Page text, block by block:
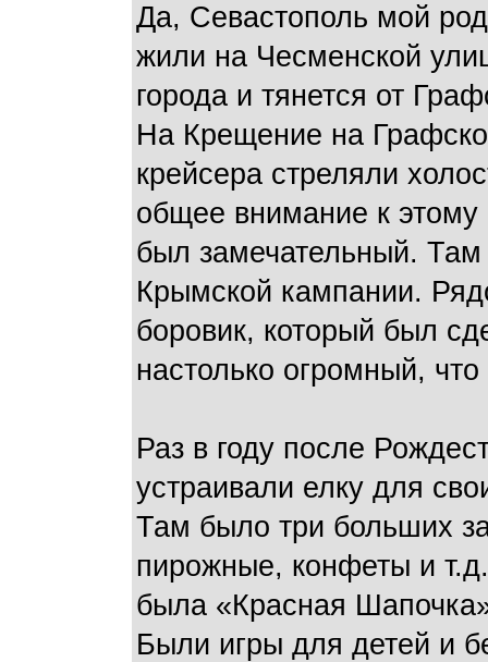
Да, Севастополь мой
жили на Чесменской
города и тянется от
На Крещение на
крейсера стреляли
общее внимание к этому
был замечательный.
Крымской кампании.
боровик, который был
настолько огромный,
Раз в году после
устраивали елку для
Там было три больших
пирожные, конфеты и
была «Красная
Были игры для детей и